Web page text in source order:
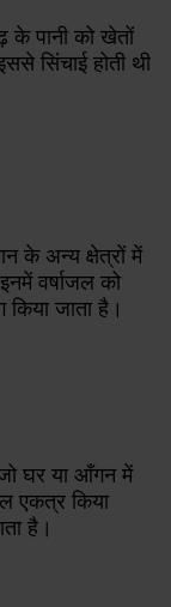
के पानी को खेतों
सिंचाई होती थी
के अन्य क्षेत्रों में
वर्षाजल को
जाता है।
घर या आँगन में
एकत्र किया
है।